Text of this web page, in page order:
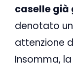
caselle
denotato
attenzione
Insomma,